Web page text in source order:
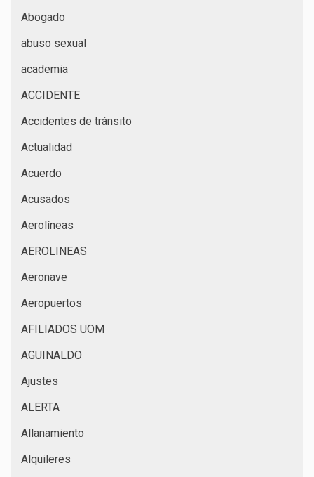
Abogado
abuso sexual
academia
ACCIDENTE
Accidentes de tránsito
Actualidad
Acuerdo
Acusados
Aerolíneas
AEROLINEAS
Aeronave
Aeropuertos
AFILIADOS UOM
AGUINALDO
Ajustes
ALERTA
Allanamiento
Alquileres